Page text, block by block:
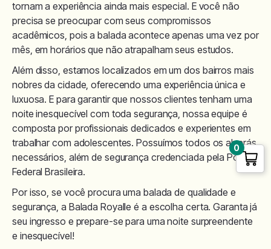
tornam a experiência ainda mais especial. E você não
precisa se preocupar com seus compromissos
acadêmicos, pois a balada acontece apenas uma vez por
mês, em horários que não atrapalham seus estudos.
Além disso, estamos localizados em um dos bairros mais
nobres da cidade, oferecendo uma experiência única e
luxuosa. E para garantir que nossos clientes tenham uma
noite inesquecível com toda segurança, nossa equipe é
composta por profissionais dedicados e experientes em
trabalhar com adolescentes. Possuímos todos os alvarás
necessários, além de segurança credenciada pela Polícia
Federal Brasileira.
Por isso, se você procura uma balada de qualidade e
segurança, a Balada Royalle é a escolha certa. Garanta já
seu ingresso e prepare-se para uma noite surpreendente
e inesquecível!
0